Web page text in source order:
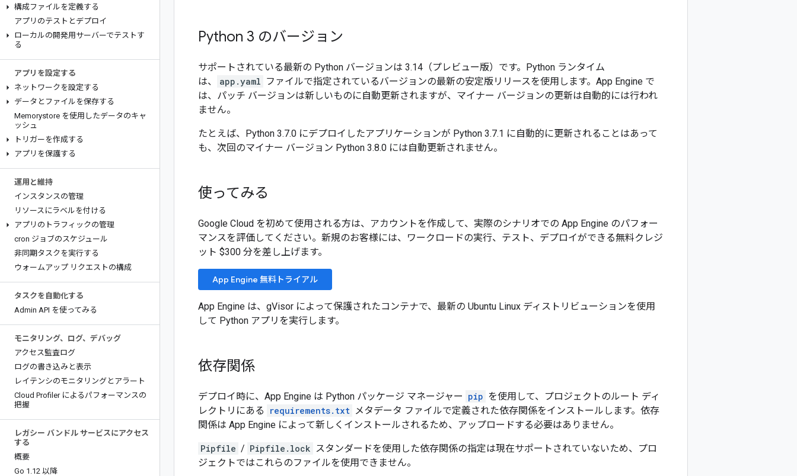
構成ファイルを定義する
アプリのテストとデプロイ
ローカルの開発用サーバーでテストす
る
アプリを設定する
ネットワークを設定する
データとファイルを保存する
Memorystore を使用したデータのキャ
ッシュ
トリガーを作成する
アプリを保護する
運用と維持
インスタンスの管理
リソースにラベルを付ける
アプリのトラフィックの管理
cron ジョブのスケジュール
非同期タスクを実行する
ウォームアップ リクエストの構成
タスクを自動化する
Admin API を使ってみる
モニタリング、ログ、デバッグ
アクセス監査ログ
ログの書き込みと表示
レイテンシのモニタリングとアラート
Cloud Profiler によるパフォーマンスの
把握
レガシー バンドル サービスにアクセス
する
概要
Go 1 .12 以降
Python 3 のバージョン
サポートされている最新の Python バージョンは 3.14（プレビュー版）です。Python ランタイム
は、
app.yaml ファイルで指定されているバージョンの最新の安定版リリースを使用します。App Engine で
は、パッチ バージョンは新しいものに自動更新されますが、マイナー バージョンの更新は自動的には行われ
ません。
たとえば、Python 3.7.0 にデプロイしたアプリケーションが Python 3.7.1 に自動的に更新されることはあって
も、次回のマイナー バージョン Python 3.8.0 には自動更新されません。
使ってみる
Google Cloud を初めて使用される方は、アカウントを作成して、実際のシナリオでの App Engine のパフォー
マンスを評価してください。新規のお客様には、ワークロードの実行、テスト、デプロイができる無料クレジ
ット $300 分を差し上げます。
App Engine 無料トライアル
App Engine は、gVisor によって保護されたコンテナで、最新の Ubuntu Linux ディストリビューションを使用
して Python アプリを実行します。
依存関係
デプロイ時に、App Engine は Python パッケージ マネージャー pip を使用して、プロジェクトのルート ディ
レクトリにある
requirements.txt メタデータ ファイルで定義された依存関係をインストールします。依存
関係は App Engine によって新しくインストールされるため、アップロードする必要はありません。
Pipfile / Pipfile.lock スタンダードを使用した依存関係の指定は現在サポートされていないため、プロ
ジェクトではこれらのファイルを使用できません。